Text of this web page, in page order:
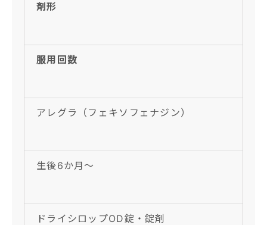
剤形
服用回数
アレグラ（フェキソフェナジン）
生後6か月〜
ドライシロップOD錠・錠剤